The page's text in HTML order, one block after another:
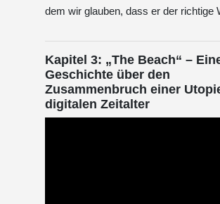
dem wir glauben, dass er der richtige
Kapitel 3: „The Beach“ –
Geschichte über den
Zusammenbruch einer
digitalen Zeitalter